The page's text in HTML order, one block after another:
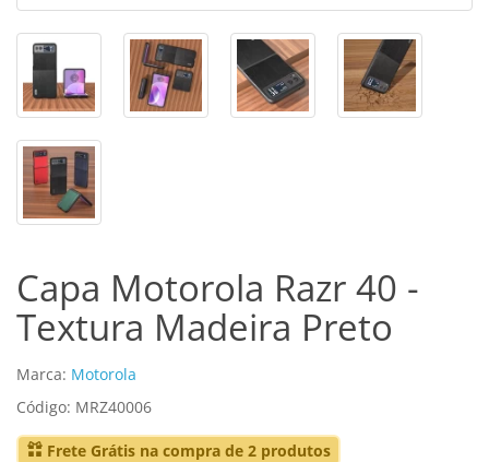
Capa Motorola Razr 40 -
Textura Madeira Preto
Marca: Motorola
Código: MRZ40006
Frete Grátis na compra de 2 produtos